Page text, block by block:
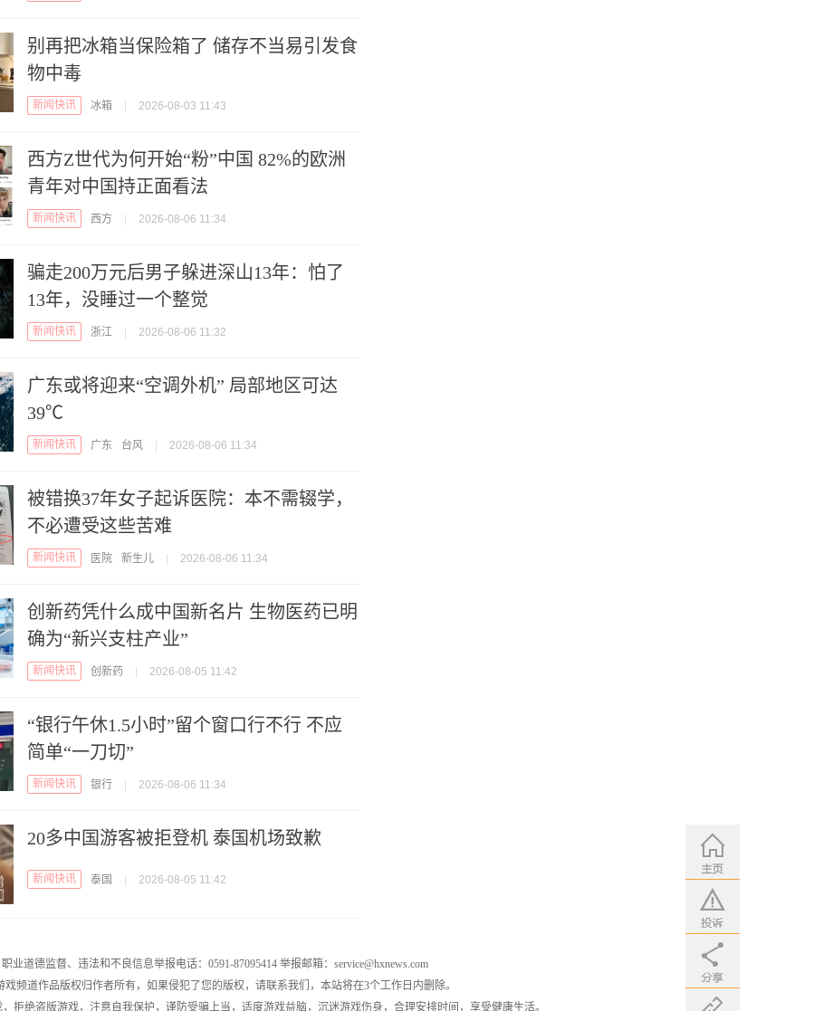
别再把冰箱当保险箱了 储存不当易引发食
物中毒
新闻快讯 冰箱 | 2026-08-03 11:43
西方Z世代为何开始“粉”中国 82%的欧洲
青年对中国持正面看法
新闻快讯 西方 | 2026-08-06 11:34
骗走200万元后男子躲进深山13年：怕了
13年，没睡过一个整觉
新闻快讯 浙江 | 2026-08-06 11:32
广东或将迎来“空调外机” 局部地区可达
39℃
新闻快讯 广东 台风 | 2026-08-06 11:34
被错换37年女子起诉医院：本不需辍学，
不必遭受这些苦难
新闻快讯 医院 新生儿 | 2026-08-06 11:34
创新药凭什么成中国新名片 生物医药已明
确为“新兴支柱产业”
新闻快讯 创新药 | 2026-08-05 11:42
“银行午休1.5小时”留个窗口行不行 不应
简单“一刀切”
新闻快讯 银行 | 2026-08-06 11:34
20多中国游客被拒登机 泰国机场致歉
新闻快讯 泰国 | 2026-08-05 11:42
职业道德监督、违法和不良信息举报电话：0591-87095414 举报邮箱：service@hxnews.com
戏频道作品版权归作者所有，如果侵犯了您的版权，请联系我们，本站将在3个工作日内删除。
拒绝盗版游戏，注意自我保护，谨防受骗上当，适度游戏益脑，沉迷游戏伤身，合理安排时间，享受健康生活。